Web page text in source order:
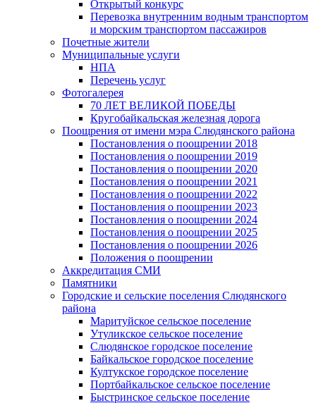
Открытый конкурс
Перевозка внутренним водным транспортом
и морским транспортом пассажиров
Почетные жители
Муниципальные услуги
НПА
Перечень услуг
Фотогалерея
70 ЛЕТ ВЕЛИКОЙ ПОБЕДЫ
Кругобайкальская железная дорога
Поощрения от имени мэра Слюдянского района
Постановления о поощрении 2018
Постановления о поощрении 2019
Постановления о поощрении 2020
Постановления о поощрении 2021
Постановления о поощрении 2022
Постановления о поощрении 2023
Постановления о поощрении 2024
Постановления о поощрении 2025
Постановления о поощрении 2026
Положения о поощрении
Аккредитация СМИ
Памятники
Городские и сельские поселения Слюдянского
района
Маритуйское сельское поселение
Утуликское сельское поселение
Слюдянское городское поселение
Байкальское городское поселение
Култукское городское поселение
Портбайкальское сельское поселение
Быстринское сельское поселение